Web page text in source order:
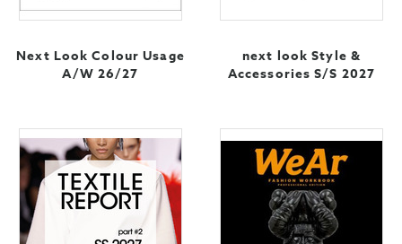
Next Look Colour Usage
A/W 26/27
next look Style &
Accessories S/S 2027